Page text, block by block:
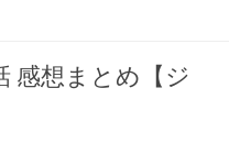
感想まとめ【ジ